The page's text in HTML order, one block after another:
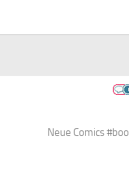
Neue Comics